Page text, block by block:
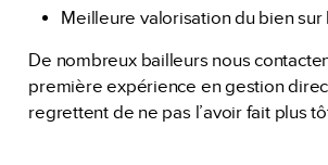
Meilleure valorisation du bien
De nombreux bailleurs nous
première expérience en gestion
regrettent de ne pas l’avoir fait plus